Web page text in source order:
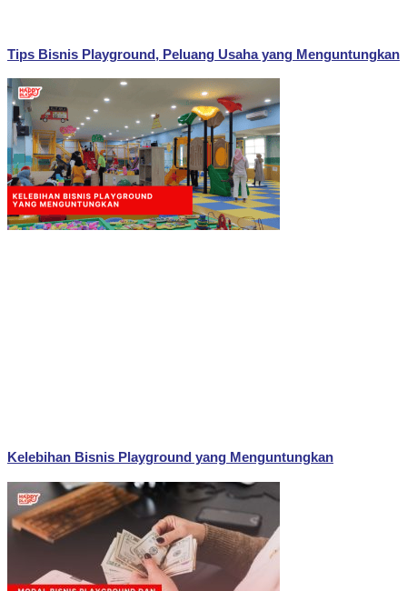
Tips Bisnis Playground, Peluang Usaha yang Menguntungkan
Kelebihan Bisnis Playground yang Menguntungkan